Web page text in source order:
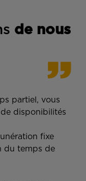
de nous
partiel, vous
disponibilités
fixe
du temps de